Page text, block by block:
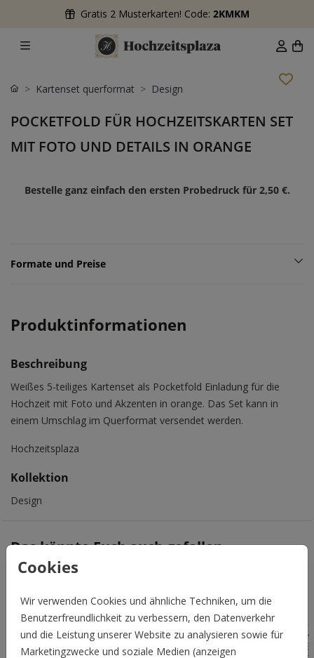
Gratis 2 Musterkarten! Code: 2KMKM
Cookies
Wir verwenden Cookies und ähnliche Techniken, um die
Benutzerfreundlichkeit zu verbessern, den Datenverkehr
und die Leistung unserer Website zu analysieren sowie für
Marketingzwecke und soziale Medien (anzeigen
Kartenset querformat Design
POCKETFOLD FÜR HOCHZEITSKARTEN SET
MIT FOTO UND DETAILS IN ORANGE
Bestelle ganz einfach den ersten Probedruck für 2,50 €.
Formate und Preise
Produktinformationen
Beschreibung
Weißes 5-teiliges Kartenset als Pocketfold Einladung für die
Hochzeit mit Foto und Akzenten in orange. Das Set kann in
einem Umschlag im Querformat versendet werden.
Hochzeitsplaza
Kollektion
Design
Das könnte Euch auch gefallen